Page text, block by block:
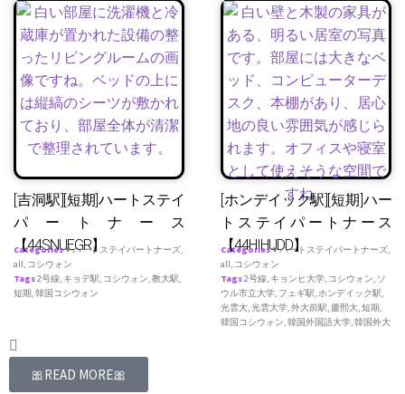
[吉洞駅][短期]ハートステイ
パートナース
【44SNUEGR】
Categories♥ ハートステイパートナーズ,
all, コシウォン
Tags2号線, キョデ駅, コシウォン,教大駅,
短期,韓国コシウォン
[ホンデイック駅][短期]ハー
トステイパートナース
【44HIHUDD】
Categories♥ ハートステイパートナーズ,
all, コシウォン
Tags2号線, キョンヒ大学, コシウォン, ソ
ウル市立大学, フェギ駅,ホンデイック駅,
光雲大,光雲大学,外大前駅, 慶熙大,短期,
韓国コシウォン,韓国外国語大学,韓国外大
🎀READ MORE🎀